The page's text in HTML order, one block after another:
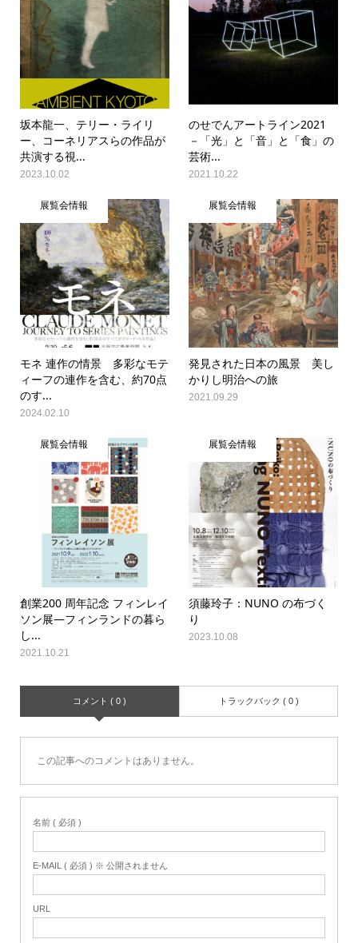
坂本龍一、テリー・ライリ
ー、コーネリアスらの作品が
共演する視...
2023.10.02
のせでんアートライン2021
－「光」と「音」と「食」の
芸術...
2021.10.22
展覧会情報
モネ 連作の情景 多彩なモテ
ィーフの連作を含む、約70点
のす...
2024.02.10
展覧会情報
発見された日本の風景 美し
かりし明治への旅
2021.09.29
展覧会情報
創業200 周年記念 フィンレイ
ソン展―フィンランドの暮ら
し...
2021.10.21
展覧会情報
須藤玲子：NUNO の布づく
り
2023.10.08
コメント ( 0 ) トラックバック ( 0 )
この記事へのコメントはありません。
名前 ( 必須 )
E-MAIL ( 必須 ) ※ 公開されません
URL